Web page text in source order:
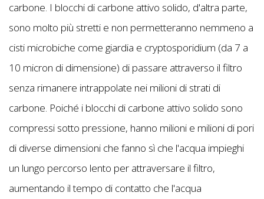
carbone. I blocchi di carbone attivo solido, d'altra parte,
sono molto più stretti e non permetteranno nemmeno a
cisti microbiche come giardia e cryptosporidium (da 7 a
10 micron di dimensione) di passare attraverso il filtro
senza rimanere intrappolate nei milioni di strati di
carbone. Poiché i blocchi di carbone attivo solido sono
compressi sotto pressione, hanno milioni e milioni di pori
di diverse dimensioni che fanno sì che l'acqua impieghi
un lungo percorso lento per attraversare il filtro,
aumentando il tempo di contatto che l'acqua